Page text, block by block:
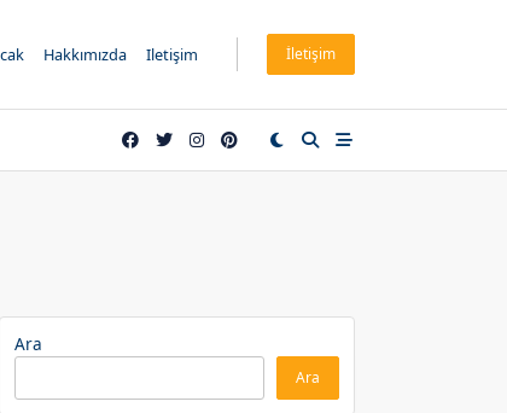
Hakkımızda Iletişim İletişim
Ara
Ara